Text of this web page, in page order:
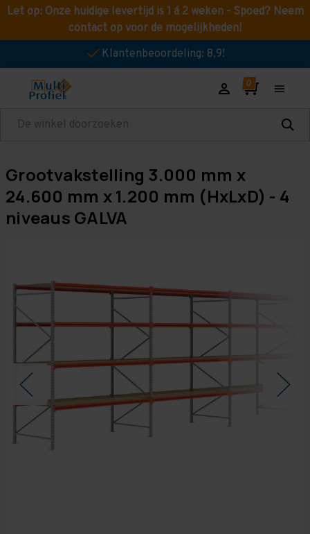
Let op: Onze huidige levertijd is 1 á 2 weken - Spoed? Neem
contact op voor de mogelijkheden!
Klantenbeoordeling: 8,9!
Zoeken
Grootvakstelling 3.000 mm x
24.600 mm x 1.200 mm (HxLxD) - 4
niveaus GALVA